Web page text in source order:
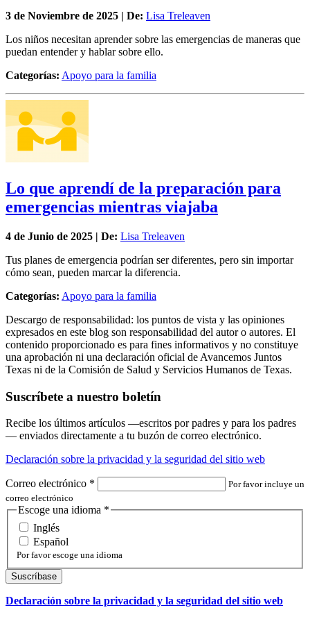
3 de Noviembre de 2025 | De: Lisa Treleaven
Los niños necesitan aprender sobre las emergencias de maneras que
puedan entender y hablar sobre ello.
Categorías: Apoyo para la familia
Lo que aprendí de la preparación para
emergencias mientras viajaba
4 de Junio de 2025 | De: Lisa Treleaven
Tus planes de emergencia podrían ser diferentes, pero sin importar
cómo sean, pueden marcar la diferencia.
Categorías: Apoyo para la familia
Descargo de responsabilidad: los puntos de vista y las opiniones
expresados en este blog son responsabilidad del autor o autores. El
contenido proporcionado es para fines informativos y no constituye
una aprobación ni una declaración oficial de Avancemos Juntos
Texas ni de la Comisión de Salud y Servicios Humanos de Texas.
Suscríbete a nuestro boletín
Recibe los últimos artículos —escritos por padres y para los padres
— enviados directamente a tu buzón de correo electrónico.
Declaración sobre la privacidad y la seguridad del sitio web
Correo electrónico *
Por favor incluye un
correo electrónico
Escoge una idioma *
Inglés
Español
Por favor escoge una idioma
Declaración sobre la privacidad y la seguridad del sitio web